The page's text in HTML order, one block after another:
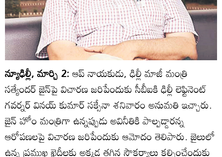
న్యూఢిల్లీ, మార్చి 2:ఆప్‌ నాయకుడు, ఢిల్లీ మాజీ మంత్రి
సత్యేందర్‌ జైన్‌పై విచారణ జరిపేందుకు సీబీఐకి ఢిల్లీ లెఫ్టినెంట్‌
గవర్నర్‌ వినయ్‌ కుమార్‌ సక్సేనా శనివారం అనుమతి ఇచ్చారు.
జైన్‌ హోం మంత్రిగా ఉన్నప్పుడు అవినీతికి పాల్పడ్డారన్న
ఆరోపణలపై విచారణ జరిపేందుకు ఆమోదం తెలిపారు. జైలులో
ఉన్న ప్రముఖ ఖైదీలకు అక్కడ తగిన సౌకర్యాలు కల్పించేందుకు